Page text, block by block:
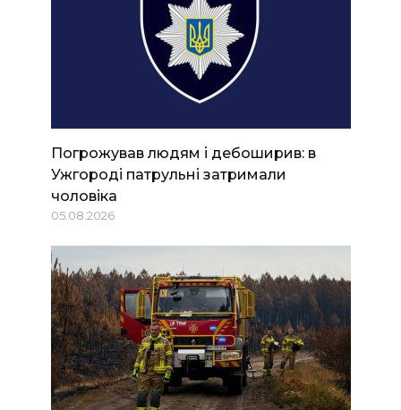
Погрожував людям і дебоширив: в
Ужгороді патрульні затримали
чоловіка
05.08.2026